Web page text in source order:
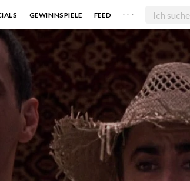
GEWINNSPIELE FEED . . .